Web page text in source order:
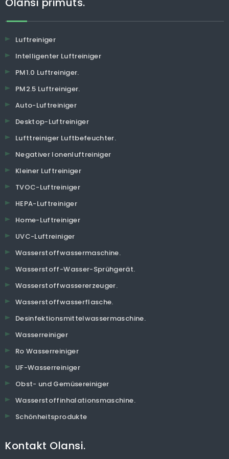
Luftreiniger
Intelligenter Luftreiniger
PM1.0 Luftreiniger.
PM2.5 Luftreiniger.
Auto-Luftreiniger
Desktop-Luftreiniger
Lufttreiniger Luftbefeuchter.
Negativer Ionenluftreiniger
Kleiner Luftreiniger
TVOC-Luftreiniger
HEPA-Luftreiniger
Home-Luftreiniger
UVC-Luftreiniger
Wasserstoffwassermaschine.
Wasserstoff-Wasser-Sprühgerät.
Wasserstoffwassererzeuger.
Wasserstoffwasserflasche.
Desinfektionsmittelwassermaschine.
Wasserreiniger
Ro Wasserreiniger
UF-Wasserreiniger
Obst- und Gemüsereiniger
Wasserstoffinhalationsmaschine.
Schönheitsprodukte
Kontakt Olansi.